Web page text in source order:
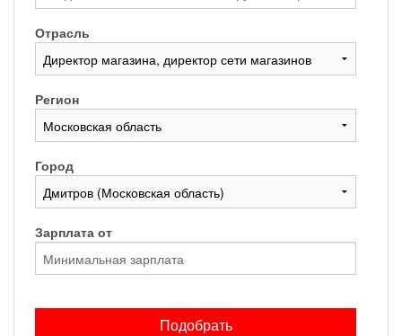
Отрасль
Регион
Город
Зарплата от
Подобрать